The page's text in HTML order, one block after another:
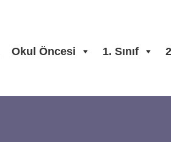
Okul Öncesi 1. Sınıf